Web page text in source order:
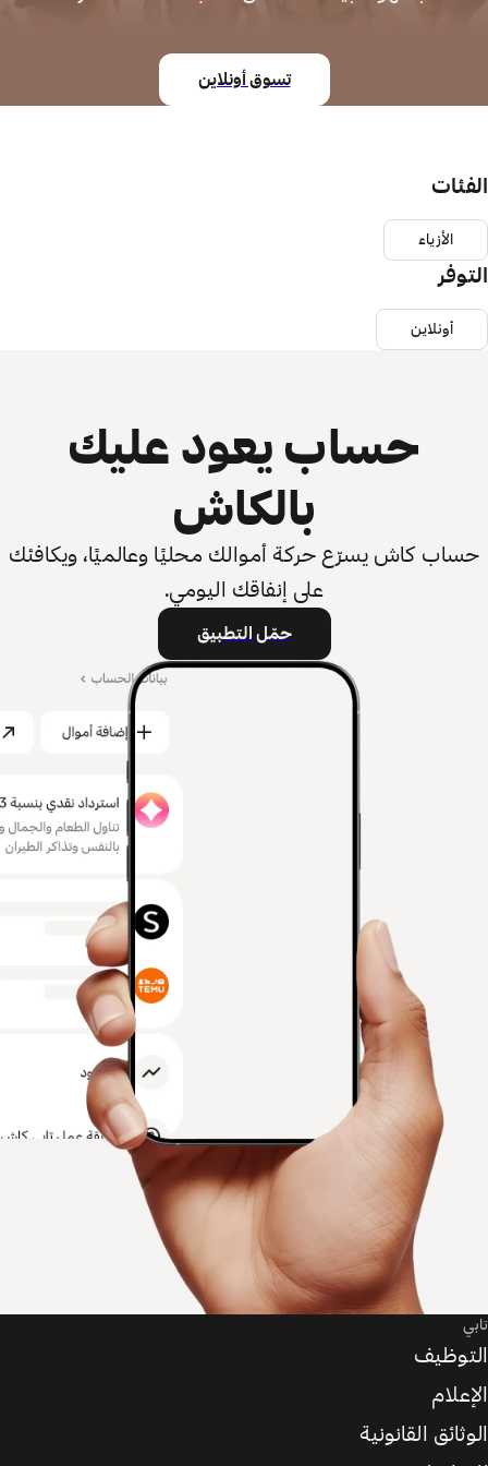
تسوق أونلاين
الفئات
الأزياء
التوفر
أونلاين
حساب يعود عليك
بالكاش
حساب كاش يسرّع حركة أموالك محليًا وعالميًا، ويكافئك
على إنفاقك اليومي.
حمّل التطبيق
تابي
التوظيف
الإعلام
الوثائق القانونية